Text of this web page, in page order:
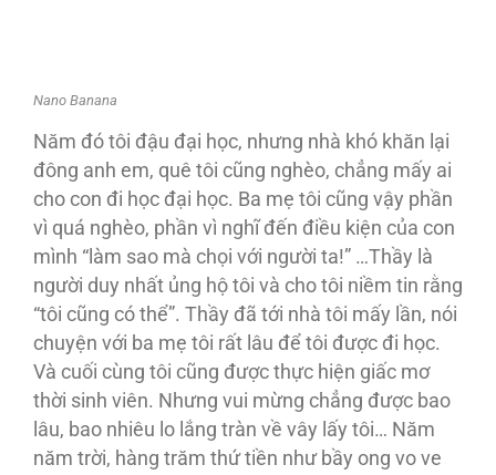
Nano Banana
Năm đó tôi đậu đại học, nhưng nhà khó khăn lại
đông anh em, quê tôi cũng nghèo, chẳng mấy ai
cho con đi học đại học. Ba mẹ tôi cũng vậy phần
vì quá nghèo, phần vì nghĩ đến điều kiện của con
mình “làm sao mà chọi với người ta!” …Thầy là
người duy nhất ủng hộ tôi và cho tôi niềm tin rằng
“tôi cũng có thể”. Thầy đã tới nhà tôi mấy lần, nói
chuyện với ba mẹ tôi rất lâu để tôi được đi học.
Và cuối cùng tôi cũng được thực hiện giấc mơ
thời sinh viên. Nhưng vui mừng chẳng được bao
lâu, bao nhiêu lo lắng tràn về vây lấy tôi… Năm
năm trời, hàng trăm thứ tiền như bầy ong vo ve